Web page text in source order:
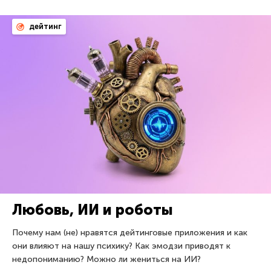
дейтинг
Любовь, ИИ и роботы
Почему нам (не) нравятся дейтинговые приложения и как
они влияют на нашу психику? Как эмодзи приводят к
недопониманию? Можно ли жениться на ИИ?